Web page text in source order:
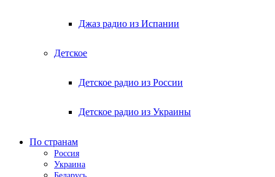
Джаз радио из Испании
Детское
Детское радио из России
Детское радио из Украины
По странам
Россия
Украина